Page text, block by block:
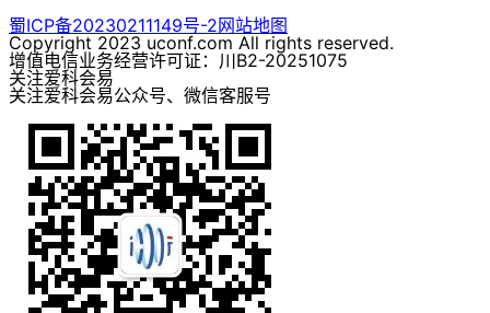
蜀ICP备20230211149号-2网站地图
Copyright 2023 uconf.com All rights reserved.
增值电信业务经营许可证：川B2-20251075
关注爱科会易
关注爱科会易公众号、微信客服号